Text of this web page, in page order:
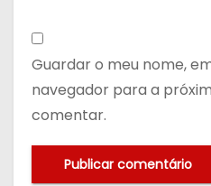
Guardar o meu nome,
navegador para a
comentar.